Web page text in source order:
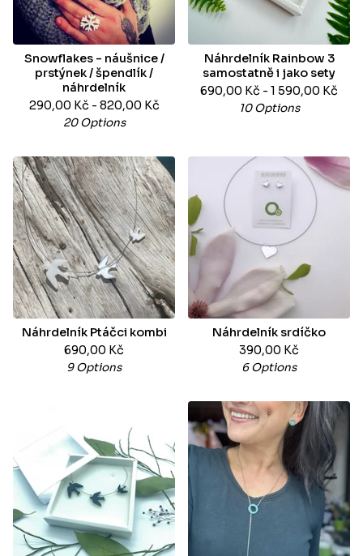
Snowflakes - náušnice /
prstýnek / špendlík /
náhrdelník
290,00 Kč - 820,00 Kč
20 Options
Náhrdelník Rainbow 3
samostatně i jako sety
690,00 Kč - 1 590,00 Kč
10 Options
Náhrdelník Ptáčci kombi
690,00 Kč
9 Options
Náhrdelník srdíčko
390,00 Kč
6 Options